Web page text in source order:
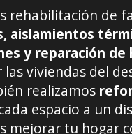
rehabilitación de
aislamientos
y reparación de
las viviendas del
realizamos
espacio a un
mejorar tu hogar